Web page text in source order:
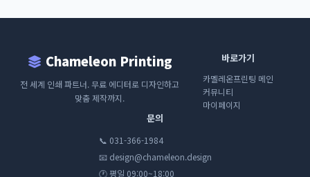
Chameleon Printing
전 세계 인쇄 파트너. 무료 에디터로 디자인하고
맞춤 제작까지.
바로가기
카멜레온프린팅 메인
커뮤니티
마이페이지
문의
📞 031-366-1984
📧 design@chameleon.design
🕐 평일 09:00~18:00